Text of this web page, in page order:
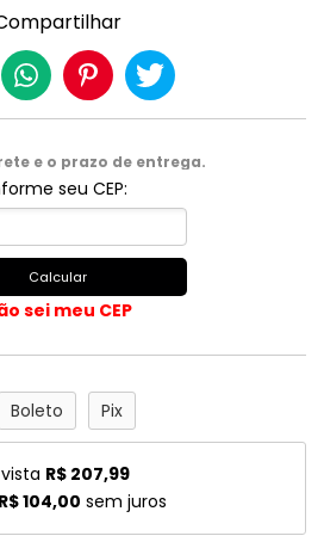
e o prazo de entrega.
seu CEP:
Calcular
sei meu CEP
Boleto Pix
R$ 207,99
R$ 104,00 sem juros